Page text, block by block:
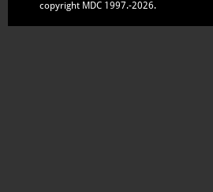
copyright MDC 1997.-2026.